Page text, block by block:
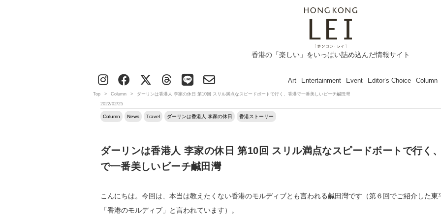
香港の「楽しい」をいっぱい詰め込んだ情報サイト
Art Entertainment Event Editor’s Choice Column
Top > Column >
ダーリンは香港人 李家の休日 第10回 スリル満点なスピードボートで行く、香港で一番美しいビーチ鹹田灣
2022/02/25
Column News Travel ダーリンは香港人 李家の休日 香港ストーリー
ダーリンは香港人 李家の休日 第10回 スリル満点なスピードボートで行く
で一番美しいビーチ鹹田灣
こんにちは。今回は、本当は教えたくない香港のモルディブとも言われる鹹田灣です（第６回でご紹介した東
「香港のモルディブ」と言われています）。